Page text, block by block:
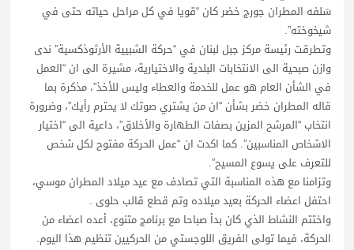
سَلفه المطران جورج خضر كان “قويا في كل مراحل حياته حتى في
شيخوخته”.
وتطرقت رئيسة مركز جبل لبنان في “حركة الشبيية الأرثوذكسية” ندى
وازن صبحية الى الانتخابات البلدية والاختيارية، مشيرة الى ان “العمل
في الشأن العام هو عمل للخدمة والعطاء وليس للأخذ”، مذكرة بما
قاله المطران خضر بشأن “ان من يشتري صوتك لا يحترم رأيك”، وضرورة
انتخاب “المرشح المزين بصفات الطهارة والأخلاق”، داعية الى “اختيار
الاشخاص المناسبين”. كما اكدت ان “عمل الحركة مفتوح لكل شخص
للتعرف على يسوع المسيح”.
وتزامنا مع هذه المناسبة التي تصادف مع عيد ميلاد المطران موسي،
احتفل اعضاء الحركة بعيد ميلاده وتم قطع قالب حلوى .
واختتم النشاط الذي كان بدأ صباحا مع برنامج متنوع، أعده اعضاء من
الحركة، فيما تولى الفريق اللوجستي من الحركيين تنظيم هذا اليوم.